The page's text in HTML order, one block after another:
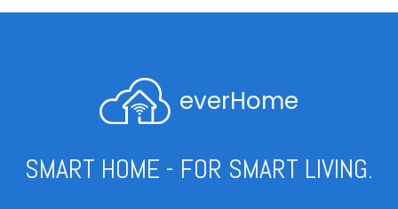
everHome
SMART HOME - FOR SMART LIVING.